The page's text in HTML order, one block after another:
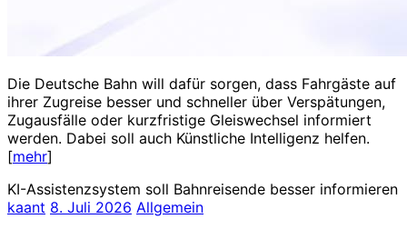
Die Deutsche Bahn will dafür sorgen, dass Fahrgäste auf
ihrer Zugreise besser und schneller über Verspätungen,
Zugausfälle oder kurzfristige Gleiswechsel informiert
werden. Dabei soll auch Künstliche Intelligenz helfen.
[mehr]
KI-Assistenzsystem soll Bahnreisende besser informieren
kaant 8. Juli 2026 Allgemein